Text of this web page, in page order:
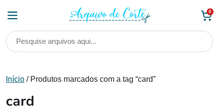
0
Início / Produtos marcados com a tag “card”
card